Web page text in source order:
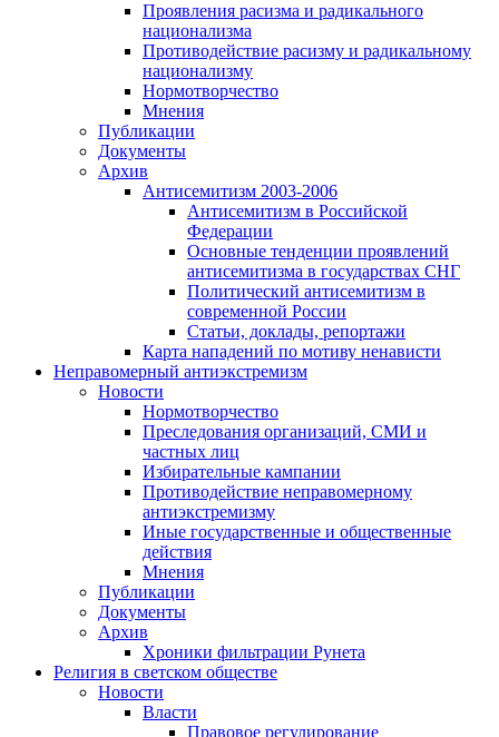
Проявления расизма и радикального
национализма
Противодействие расизму и радикальному
национализму
Нормотворчество
Мнения
Публикации
Документы
Архив
Антисемитизм 2003-2006
Антисемитизм в Российской
Федерации
Основные тенденции проявлений
антисемитизма в государствах СНГ
Политический антисемитизм в
современной России
Статьи, доклады, репортажи
Карта нападений по мотиву ненависти
Неправомерный антиэкстремизм
Новости
Нормотворчество
Преследования организаций, СМИ и
частных лиц
Избирательные кампании
Противодействие неправомерному
антиэкстремизму
Иные государственные и общественные
действия
Мнения
Публикации
Документы
Архив
Хроники фильтрации Рунета
Религия в светском обществе
Новости
Власти
Правовое регулирование